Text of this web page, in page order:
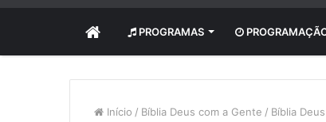
INÍCIO PROGRAMAS
Início / Bíblia Deus com a Gente / Bíblia